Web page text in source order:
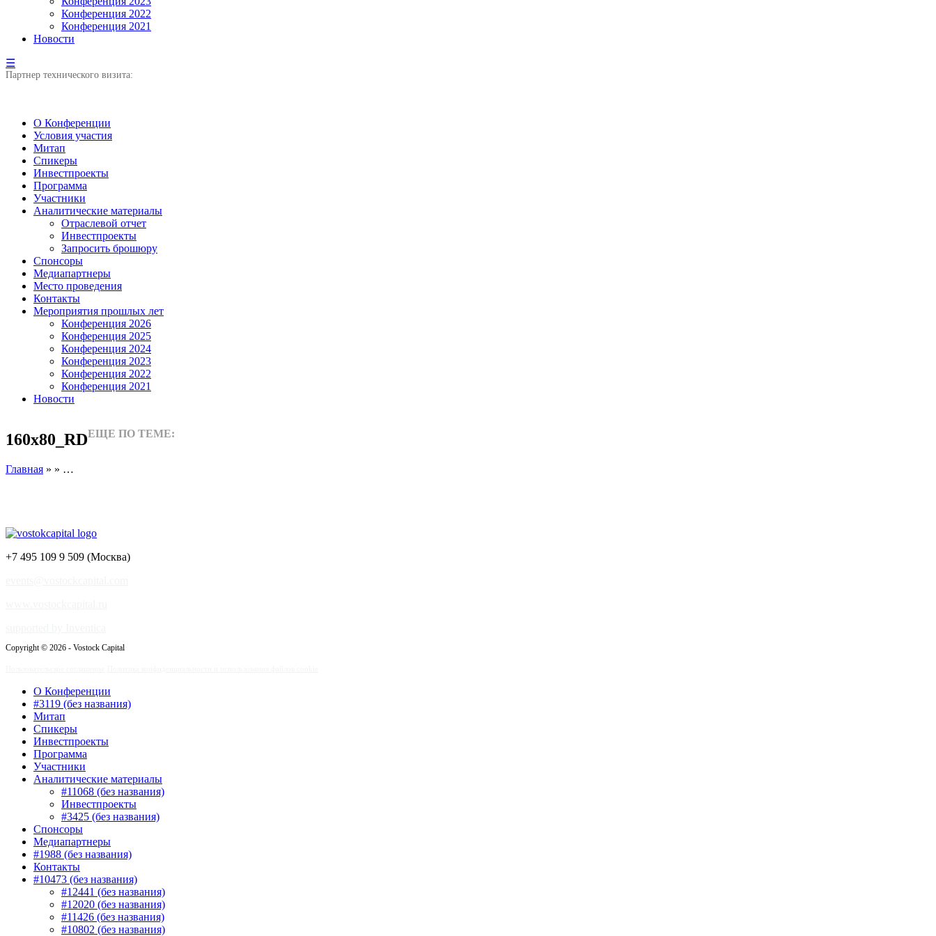
Конференция 2022
Конференция 2021
Новости
☰
Партнер технического визита:
О Конференции
Условия участия
Митап
Спикеры
Инвестпроекты
Программа
Участники
Аналитические материалы
Отраслевой отчет
Инвестпроекты
Запросить брошюру
Спонсоры
Медиапартнеры
Место проведения
Контакты
Мероприятия прошлых лет
Конференция 2026
Конференция 2025
Конференция 2024
Конференция 2023
Конференция 2022
Конференция 2021
Новости
160х80_RD
Главная » » …
ЕЩЕ ПО ТЕМЕ:
+7 495 109 9 509 (Москва)
Copyright © 2026 - Vostock Capital
О Конференции
#3119 (без названия)
Митап
Спикеры
Инвестпроекты
Программа
Участники
Аналитические материалы
#11068 (без названия)
Инвестпроекты
#3425 (без названия)
Спонсоры
Медиапартнеры
#1988 (без названия)
Контакты
#10473 (без названия)
#12441 (без названия)
#12020 (без названия)
#11426 (без названия)
#10802 (без названия)